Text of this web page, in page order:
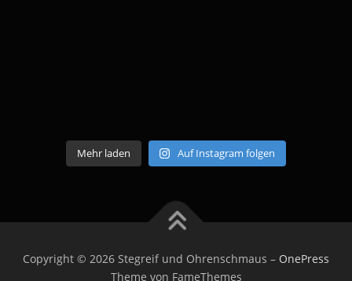
Mehr laden Auf Instagram folgen
Copyright © 2026 Stegreif und Ohrenschmaus – OnePress
Theme von FameThemes